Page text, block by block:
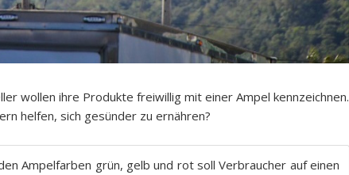
wollen ihre Produkte freiwillig mit einer Ampel kennzeichnen.
helfen, sich gesünder zu ernähren?
Ampelfarben grün, gelb und rot soll Verbraucher auf einen